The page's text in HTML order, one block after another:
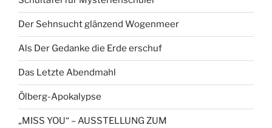
Der Sehnsucht glänzend Wogenmeer
Als Der Gedanke die Erde erschuf
Das Letzte Abendmahl
Ölberg-Apokalypse
„MISS YOU“ – AUSSTELLUNG ZUM